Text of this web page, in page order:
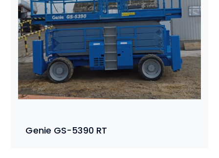
Genie GS-5390 RT